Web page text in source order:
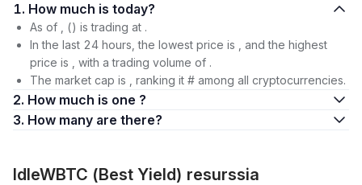
1. How much is today?
As of , () is trading at .
In the last 24 hours, the lowest price is , and the highest
price is , with a trading volume of .
The market cap is , ranking it # among all cryptocurrencies.
2. How much is one ?
3. How many are there?
IdleWBTC (Best Yield) resurssia